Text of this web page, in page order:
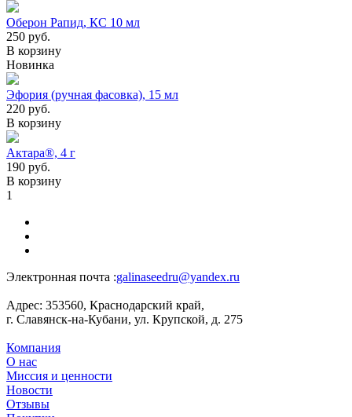
Оберон Рапид, КС 10 мл
250 руб.
В корзину
Новинка
Эфория (ручная фасовка), 15 мл
220 руб.
В корзину
Актара®, 4 г
190 руб.
В корзину
1
Электронная почта :galinaseedru@yandex.ru
Адрес: 353560, Краснодарский край,
г. Славянск-на-Кубани, ул. Крупской, д. 275
Компания
О нас
Миссия и ценности
Новости
Отзывы